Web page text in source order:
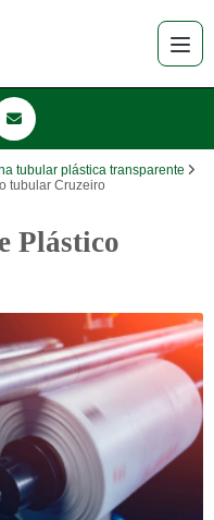
tubular plástica transparente
tubular Cruzeiro
Plástico